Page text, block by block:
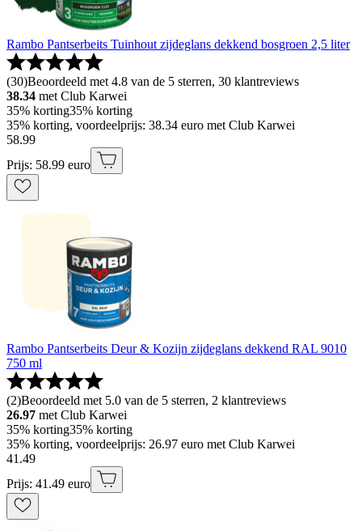
Rambo Pantserbeits Tuinhout zijdeglans dekkend bosgroen 2,5 liter
(30)Beoordeeld met 4.8 van de 5 sterren, 30 klantreviews
38.34 met Club Karwei
35% korting35% korting
35% korting, voordeelprijs: 38.34 euro met Club Karwei
58.99
Prijs: 58.99 euro
Rambo Pantserbeits Deur & Kozijn zijdeglans dekkend RAL 9010
750 ml
(2)Beoordeeld met 5.0 van de 5 sterren, 2 klantreviews
26.97 met Club Karwei
35% korting35% korting
35% korting, voordeelprijs: 26.97 euro met Club Karwei
41 .49
Prijs: 41.49 euro